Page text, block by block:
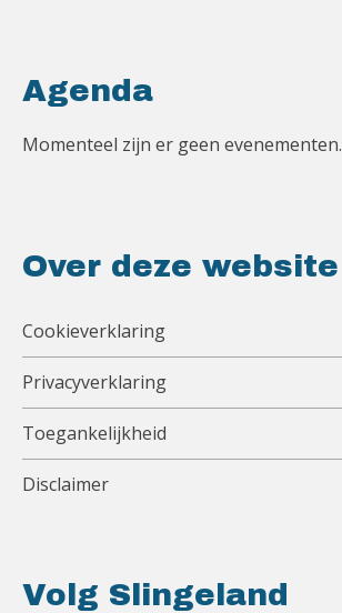
Volg Slingeland
Agenda
Momenteel zijn er geen evenementen.
Over deze website
Cookieverklaring
Privacyverklaring
Toegankelijkheid
Disclaimer